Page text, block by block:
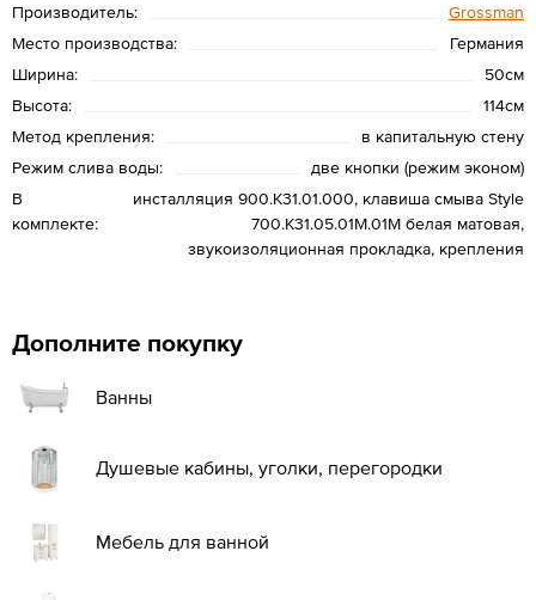
Производитель:
Grossman
Место производства:
Германия
Ширина:
50см
Высота:
114см
Метод крепления:
в капитальную стену
Режим слива воды:
две кнопки (режим эконом)
В
комплекте:
инсталляция 900.K31.01.000, клавиша смыва Style
700.K31.05.01M.01M белая матовая,
звукоизоляционная прокладка, крепления
Дополните покупку
Ванны
Душевые кабины, уголки, перегородки
Мебель для ванной